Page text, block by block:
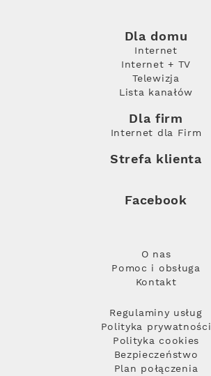
Dla domu
Internet
Internet + TV
Telewizja
Lista kanałów
Dla firm
Internet dla Firm
Strefa klienta
Facebook
O nas
Pomoc i obsługa
Kontakt
Regulaminy usług
Polityka prywatności
Polityka cookies
Bezpieczeństwo
Plan połączenia